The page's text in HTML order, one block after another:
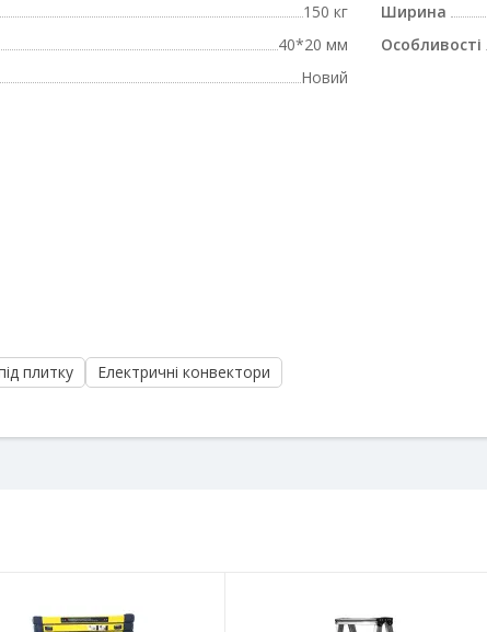
150 кг
40*20 мм
Новий
Ширина
Особливості
плитку Електричні конвектори